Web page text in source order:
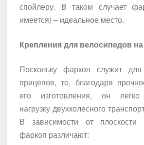
спойлеру. В таком случает
имеется) – идеальное место.
Крепления для велосипедов
Поскольку фаркоп служит для
прицепов, то, благодаря
его изготовления, он легко
нагрузку двухколесного
В зависимости от плоскости
фаркоп различают: